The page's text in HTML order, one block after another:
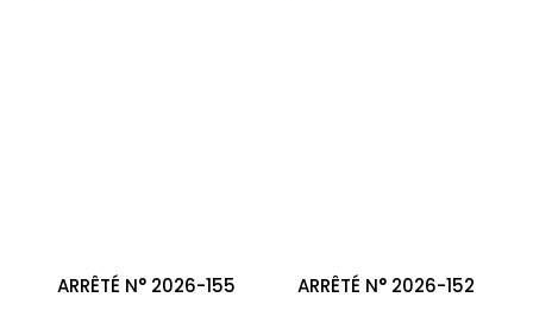
ARRÊTÉ N° 2026-155 ARRÊTÉ N° 2026-152